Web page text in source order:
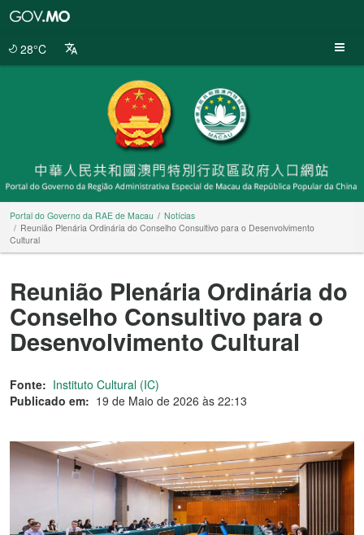
28°C
Portal do Governo da RAE de Macau
Notícias
Reunião Plenária Ordinária do Conselho Consultivo para o Desenvolvimento
Cultural
Reunião Plenária Ordinária do
Conselho Consultivo para o
Desenvolvimento Cultural
Fonte: Instituto Cultural (IC)
Publicado em: 19 de Maio de 2026 às 22:13